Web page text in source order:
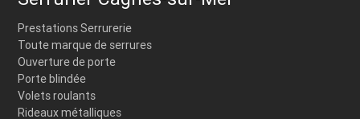
Prestations Serrurerie
Toute marque de serrures
Ouverture de porte
Porte blindée
Volets roulants
Rideaux métalliques